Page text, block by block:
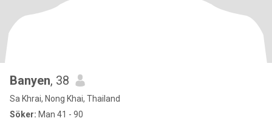
Banyen, 38
Sa Khrai, Nong Khai, Thailand
Söker: Man 41 - 90